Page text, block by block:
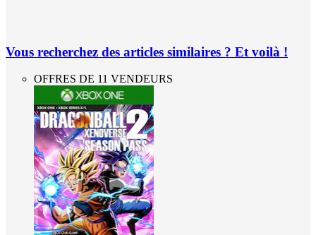
Vous recherchez des articles similaires ? Et voilà !
OFFRES DE 11 VENDEURS